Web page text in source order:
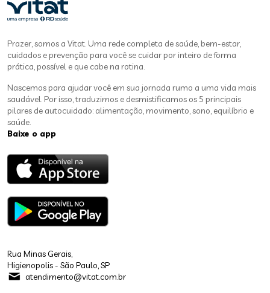
Prazer, somos a Vitat. Uma rede completa de saúde, bem-estar,
cuidados e prevenção para você se cuidar por inteiro de forma
prática, possível e que cabe na rotina.
Nascemos para ajudar você em sua jornada rumo a uma vida mais
saudável. Por isso, traduzimos e desmistificamos os 5 principais
pilares de autocuidado: alimentação, movimento, sono, equilíbrio e
saúde.
Baixe o app
Rua Minas Gerais,
Higienopolis - São Paulo, SP
atendimento@vitat.com.br